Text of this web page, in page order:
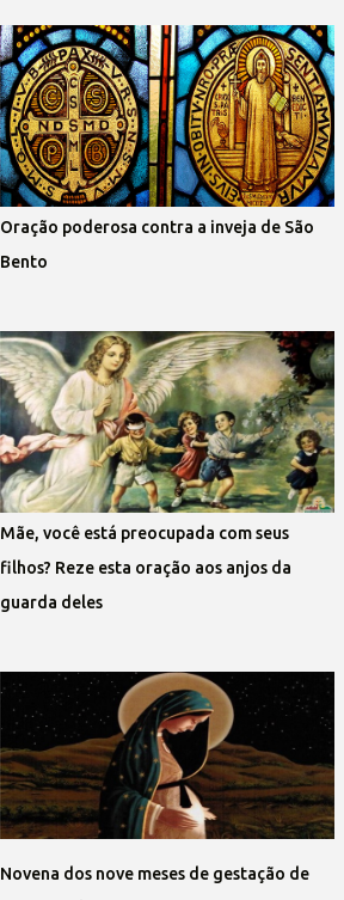
Oração poderosa contra a inveja de São
Bento
Mãe, você está preocupada com seus
filhos? Reze esta oração aos anjos da
guarda deles
Novena dos nove meses de gestação de